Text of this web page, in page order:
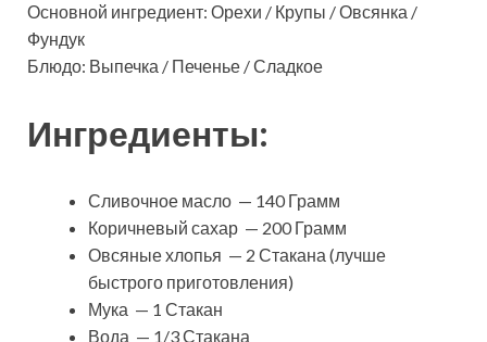
Основной ингредиент: Орехи / Крупы / Овсянка /
Фундук
Блюдо: Выпечка / Печенье / Сладкое
Ингредиенты:
Сливочное масло — 140 Грамм
Коричневый сахар — 200 Грамм
Овсяные хлопья — 2 Стакана (лучше
быстрого приготовления)
Мука — 1 Стакан
Вода — 1/3 Стакана